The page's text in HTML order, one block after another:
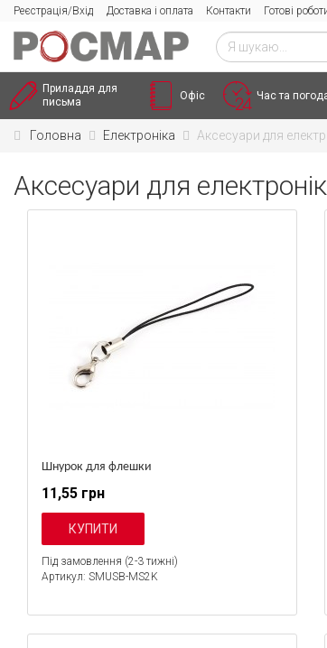
Реєстрація/Вхід Доставка і оплата Контакти Готові
Приладдя для
письма
Офіс Час та
Головна Електроніка Аксесуари для
Аксесуари для
Шнурок для флешки
11,55 грн
Під замовлення (2-3 тижні)
Артикул: SMUSB-MS2K